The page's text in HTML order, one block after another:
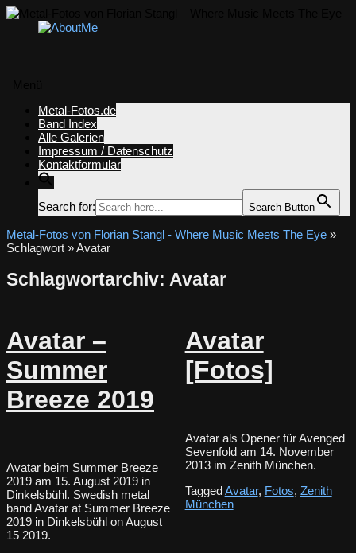
springen
Metal-Fotos.de
Band Index
Alle Galerien
Impressum / Datenschutz
Kontaktformular
Search for: Search Button
Metal-Fotos von Florian Stangl - Where Music Meets The Eye »
Schlagwort » Avatar
Schlagwortarchiv: Avatar
Avatar –
Summer
Breeze 2019
Avatar beim Summer Breeze
2019 am 15. August 2019 in
Dinkelsbühl. Swedish metal
band Avatar at Summer Breeze
2019 in Dinkelsbühl on August
15 2019.
Avatar
[Fotos]
Avatar als Opener für Avenged
Sevenfold am 14. November
2013 im Zenith München.
TaggedAvatar, Fotos, Zenith
München